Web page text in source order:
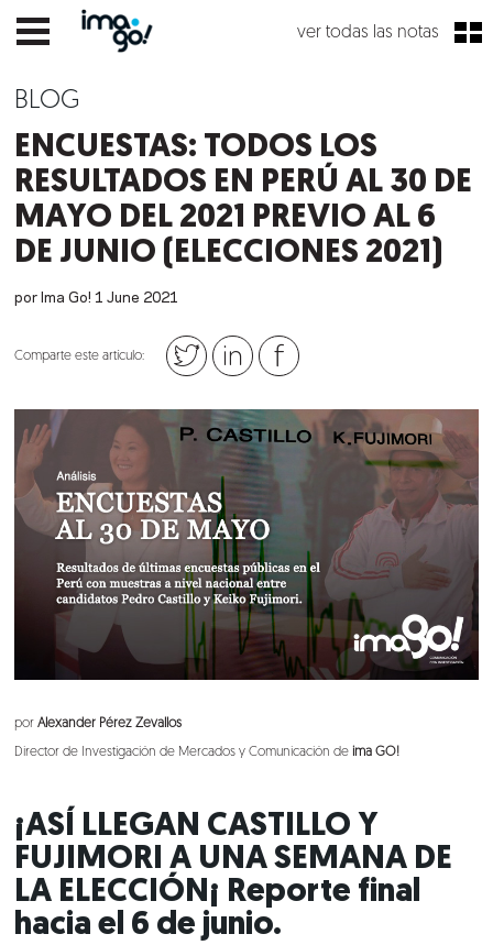
ver todas las notas
BLOG
ENCUESTAS: TODOS LOS
RESULTADOS EN PERÚ AL 30 DE
MAYO DEL 2021 PREVIO AL 6
DE JUNIO (ELECCIONES 2021)
por Ima Go!1 June 2021
Comparte este artículo:
porAlexander Pérez Zevallos
Director de Investigación de Mercados y Comunicación de ima GO!
¡ASÍ LLEGAN CASTILLO Y
FUJIMORI A UNA SEMANA DE
LA ELECCIÓN¡ Reporte final
hacia el 6 de junio.